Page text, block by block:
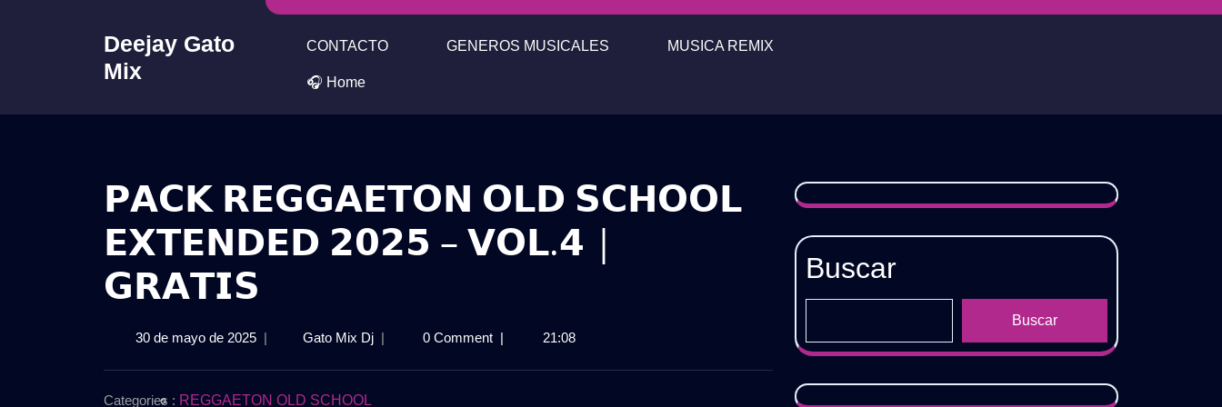
Deejay Gato
Mix
CONTACTO GENEROS MUSICALES MUSICA REMIX
🎧 Home
𝗣𝗔𝗖𝗞 𝗥𝗘𝗚𝗚𝗔𝗘𝗧𝗢𝗡 𝗢𝗟𝗗 𝗦𝗖𝗛𝗢𝗢𝗟
𝗘𝗫𝗧𝗘𝗡𝗗𝗘𝗗 𝟮𝟬𝟮𝟱 – 𝗩𝗢𝗟.𝟰 |
𝗚𝗥𝗔𝗧𝗜𝗦
30 de mayo de 202530
de
| Gato Mix Dj𝗣𝗔𝗖𝗞
| 0 Comment | 21:08
Categories : REGGAETON OLD SCHOOL
Buscar
Buscar